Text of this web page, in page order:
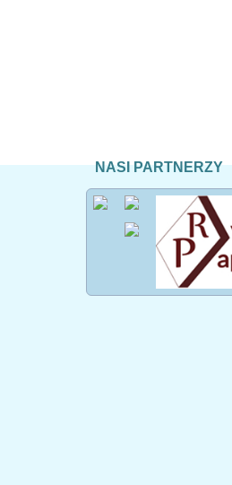
NASI PARTNERZY